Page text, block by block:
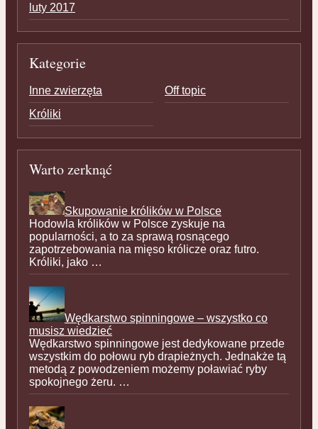
luty 2017
Kategorie
Inne zwierzęta
Króliki
Off topic
Warto zerknąć
Skupowanie królików w Polsce
Hodowla królików w Polsce zyskuje na
popularności, a to za sprawą rosnącego
zapotrzebowania na mięso królicze oraz futro.
Króliki, jako …
Wędkarstwo spinningowe – wszystko co
musisz wiedzieć
Wędkarstwo spinningowe jest dedykowane przede
wszystkim do połowu ryb drapieżnych. Jednakże tą
metodą z powodzeniem możemy poławiać ryby
spokojnego żeru. …